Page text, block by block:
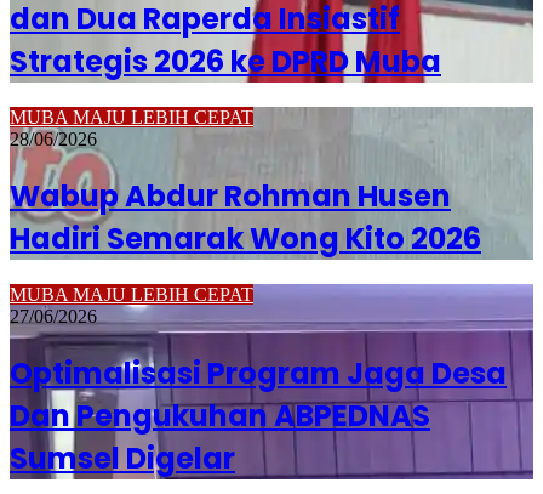
dan Dua Raperda Insiastif
Strategis 2026 ke DPRD Muba
MUBA MAJU LEBIH CEPAT
28/06/2026
Wabup Abdur Rohman Husen
Hadiri Semarak Wong Kito 2026
MUBA MAJU LEBIH CEPAT
27/06/2026
Optimalisasi Program Jaga Desa
Dan Pengukuhan ABPEDNAS
Sumsel Digelar